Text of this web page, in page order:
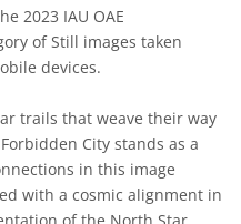
2023 IAU OAE
of Still images taken
devices.
trails that weave their way
City stands as a
in this image
with a cosmic alignment in